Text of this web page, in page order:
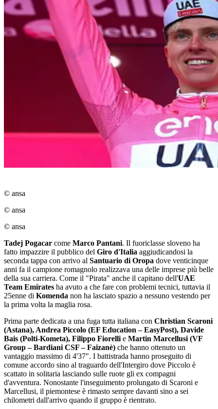
© ansa
© ansa
© ansa
Tadej Pogacar come Marco Pantani. Il fuoriclasse sloveno ha
fatto impazzire il pubblico del Giro d'Italia aggiudicandosi la
seconda tappa con arrivo al Santuario di Oropa dove venticinque
anni fa il campione romagnolo realizzava una delle imprese più belle
della sua carriera. Come il "Pirata" anche il capitano dell'UAE
Team Emirates ha avuto a che fare con problemi tecnici, tuttavia il
25enne di Komenda non ha lasciato spazio a nessuno vestendo per
la prima volta la maglia rosa.
Prima parte dedicata a una fuga tutta italiana con Christian Scaroni
(Astana), Andrea Piccolo (EF Education – EasyPost), Davide
Bais (Polti-Kometa), Filippo Fiorelli e Martin Marcellusi (VF
Group – Bardiani CSF – Faizanè) che hanno ottenuto un
vantaggio massimo di 4'37". I battistrada hanno proseguito di
comune accordo sino al traguardo dell'Intergiro dove Piccolo è
scattato in solitaria lasciando sulle ruote gli ex compagni
d'avventura. Nonostante l'inseguimento prolungato di Scaroni e
Marcellusi, il piemontese è rimasto sempre davanti sino a sei
chilometri dall'arrivo quando il gruppo è rientrato.